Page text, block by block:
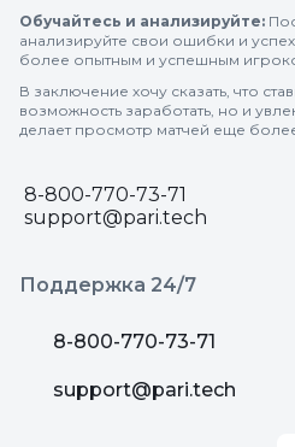
Обучайтесь и анализируйте:
анализируйте свои ошибки и
более опытным и успешным
В заключение хочу сказать, что
возможность заработать, но и
делает просмотр матчей еще
8-800-770-73-71
support@pari.tech
Поддержка 24/7
8-800-770-73-71
support@pari.tech